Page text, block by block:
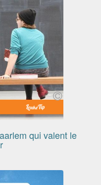
qui valent le